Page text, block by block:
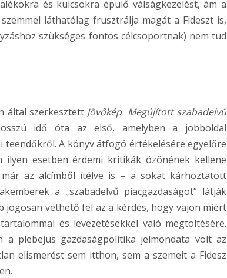
és kulcsokra épülő válságkezelést, ám a
láthatólag frusztrálja magát a Fideszt is,
szükséges fontos célcsoportnak) nem tud
által szerkesztett Jövőkép. Megújított szabadelvű
idő óta az első, amelyben a jobboldal
A könyv átfogó értékelésére egyelőre
esetben érdemi kritikák özönének kellene
már az alcímből ítélve is – a sokat kárhoztatott
a „szabadelvű piacgazdaságot” látják
jogosan vethető fel az a kérdés, hogy vajon miért
és levezetésekkel való megtöltésére.
plebejus gazdaságpolitika jelmondata volt az
elismerést sem itthon, sem a szemeit a Fidesz